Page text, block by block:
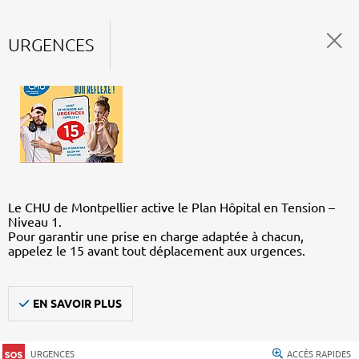
URGENCES
Le CHU de Montpellier active le Plan Hôpital en Tension –
Niveau 1.
Pour garantir une prise en charge adaptée à chacun,
appelez le 15 avant tout déplacement aux urgences.
EN SAVOIR PLUS
URGENCES ACCÈS RAPIDES